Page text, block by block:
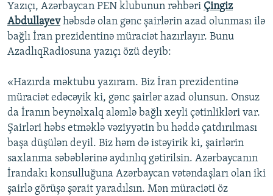
XƏBƏR BÜLLETENLƏRIMIZ
Yazıçı, Azərbaycan PEN klubunun rəhbəri Çingiz
Abdullayevhəbsdə olan gənc şairlərin azad olunması ilə
bağlı İran prezidentinə müraciət hazırlayır. Bunu
AzadlıqRadiosuna yazıçı özü deyib:
«Hazırda məktubu yazıram. Biz İran prezidentinə
müraciət edəcəyik ki, gənc şairlər azad olunsun. Onsuz
da İranın beynəlxalq aləmlə bağlı xeyli çətinlikləri var.
Şairləri həbs etməklə vəziyyətin bu həddə çatdırılması
başa düşülən deyil. Biz həm də istəyirik ki, şairlərin
saxlanma səbəblərinə aydınlıq gətirilsin. Azərbaycanın
İrandakı konsulluğuna Azərbaycan vətəndaşları olan iki
şairlə görüşə şərait yaradılsın. Mən müraciəti öz